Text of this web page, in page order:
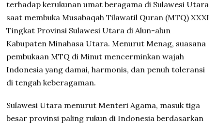
terhadap kerukunan umat beragama di Sulawesi Utara
saat membuka Musabaqah Tilawatil Quran (MTQ) XXXI
Tingkat Provinsi Sulawesi Utara di Alun-alun
Kabupaten Minahasa Utara. Menurut Menag, suasana
pembukaan MTQ di Minut mencerminkan wajah
Indonesia yang damai, harmonis, dan penuh toleransi
di tengah keberagaman.
Sulawesi Utara menurut Menteri Agama, masuk tiga
besar provinsi paling rukun di Indonesia berdasarkan